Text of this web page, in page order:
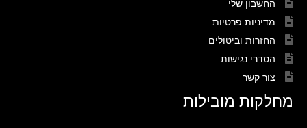
החשבון שלי
מדיניות פרטיות
החזרות וביטולים
הסדרי נגישות
צור קשר
מחלקות מובילות